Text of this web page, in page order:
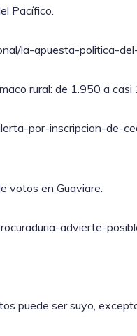
Pacífico.
la-apuesta-politica-
rural: de 1.950 a casi
por-inscripcion-de-
votos en Guaviare.
advierte-
puede ser suyo,